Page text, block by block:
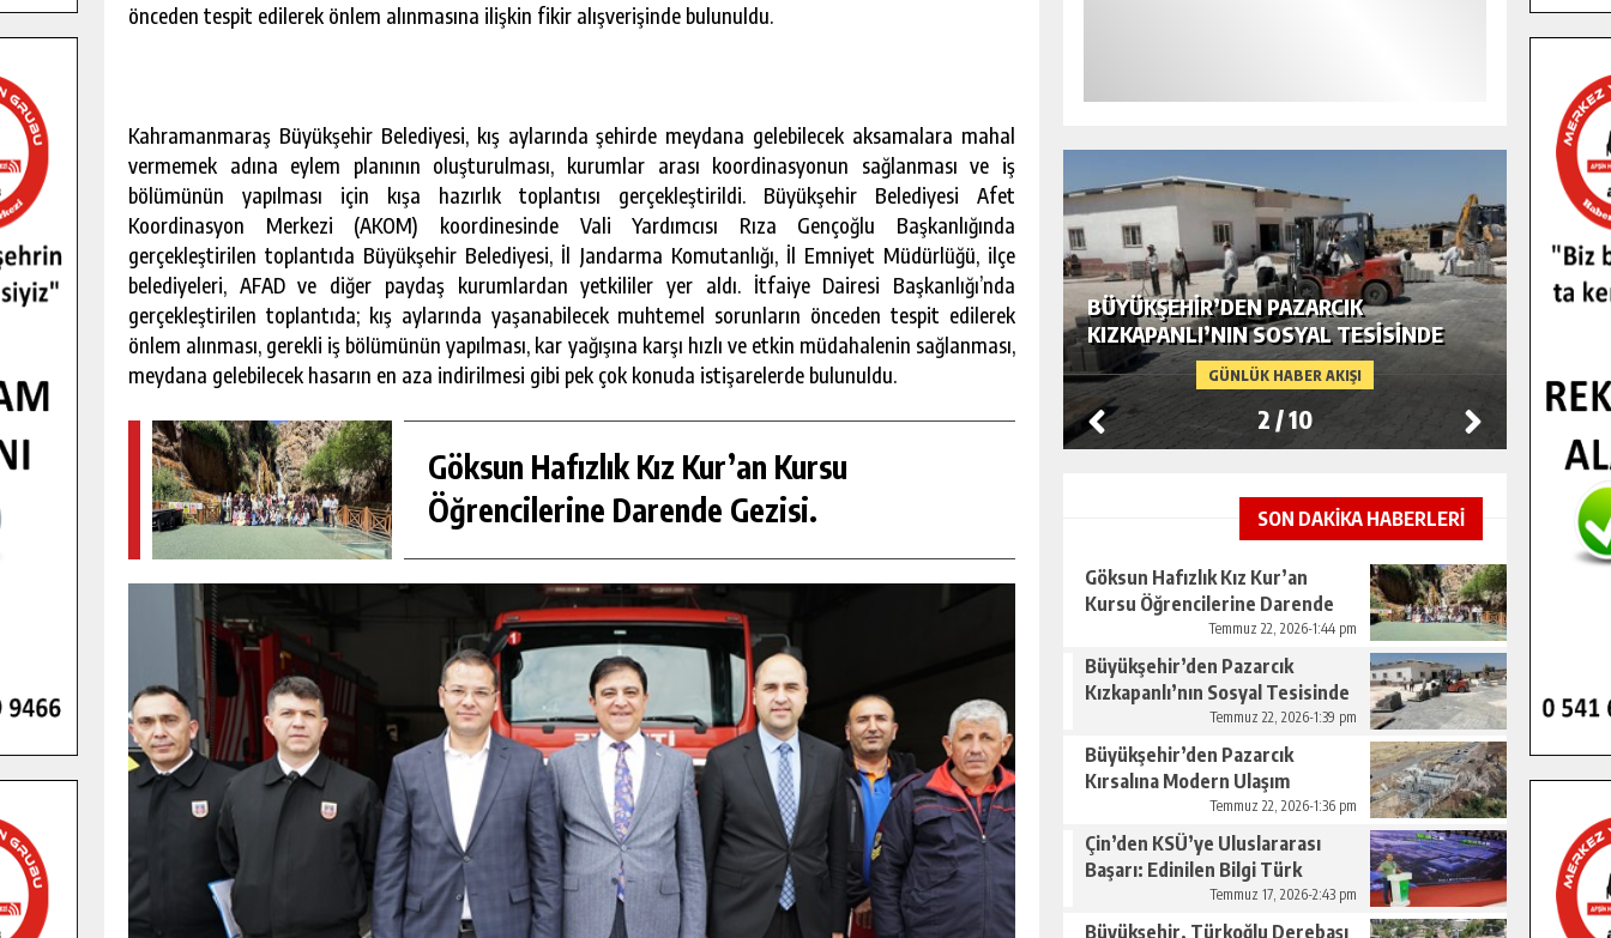
önceden tespit edilerek önlem alınmasına ilişkin fikir alışverişinde bulunuldu.
Kahramanmaraş Büyükşehir Belediyesi, kış aylarında şehirde meydana gelebilecek aksamalara mahal
vermemek adına eylem planının oluşturulması, kurumlar arası koordinasyonun sağlanması ve iş
bölümünün yapılması için kışa hazırlık toplantısı gerçekleştirildi. Büyükşehir Belediyesi Afet
Koordinasyon Merkezi (AKOM) koordinesinde Vali Yardımcısı Rıza Gençoğlu Başkanlığında
gerçekleştirilen toplantıda Büyükşehir Belediyesi, İl Jandarma Komutanlığı, İl Emniyet Müdürlüğü, ilçe
belediyeleri, AFAD ve diğer paydaş kurumlardan yetkililer yer aldı. İtfaiye Dairesi Başkanlığı’nda
gerçekleştirilen toplantıda; kış aylarında yaşanabilecek muhtemel sorunların önceden tespit edilerek
önlem alınması, gerekli iş bölümünün yapılması, kar yağışına karşı hızlı ve etkin müdahalenin sağlanması,
meydana gelebilecek hasarın en aza indirilmesi gibi pek çok konuda istişarelerde bulunuldu.
Göksun Hafızlık Kız Kur’an Kursu
Öğrencilerine Darende Gezisi.
GÜNLÜK HABER AKIŞI
GENÇLER PUSULA MARAŞ KAMPINDA
YENI MEDYA VE FOTOĞRAFÇILIĞI
KEŞFETTI.
GÜNLÜK HABER AKIŞI
GÖKSUN HAFIZLIK KIZ KUR’AN KURSU
ÖĞRENCILERINE DARENDE GEZISI.
GÜNLÜK HABER AKIŞI
BÜYÜKŞEHIR’DEN PAZARCIK
KIZKAPANLI’NIN SOSYAL TESISINDE
ÇEVRE DÜZENLEMESI.
2 /10
SON DAKİKA HABERLERİ
Göksun Hafızlık Kız Kur’an
Kursu Öğrencilerine Darende
Temmuz 22, 2026-1:44 pm
Büyükşehir’den Pazarcık
Kızkapanlı’nın Sosyal Tesisinde
Çevre Düzenlemesi.Temmuz 22, 2026-1:39 pm
Büyükşehir’den Pazarcık
Kırsalına Modern Ulaşım
Temmuz 22, 2026-1:36 pm
Çin’den KSÜ’ye Uluslararası
Başarı: Edinilen Bilgi Türk
Tarımına Katkı Sağlayacak.
Temmuz 17, 2026-2:43 pm
Büyükşehir, Türkoğlu Derebaşı